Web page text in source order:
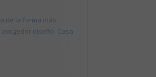
de la forma más
diseño. Casa